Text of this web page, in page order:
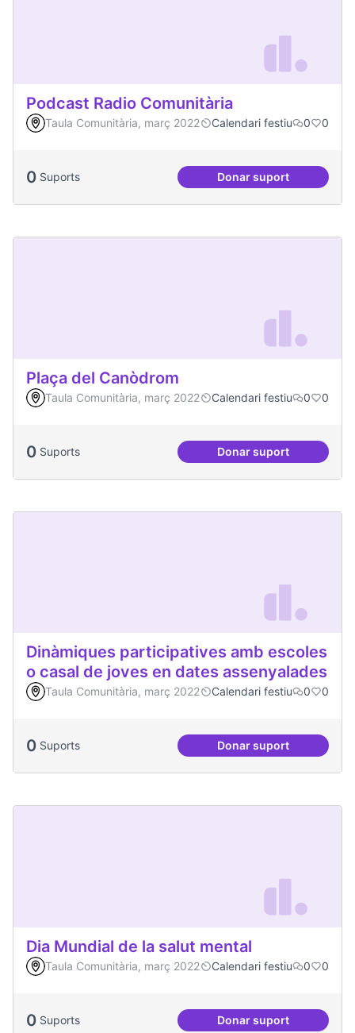
Podcast Radio Comunitària
Taula Comunitària, març 2022 Calendari festiu 0 0
0 Suports Donar suportPodcast Radio
Plaça del Canòdrom
Taula Comunitària, març 2022 Calendari festiu 0 0
0 Suports Donar suport
Plaça del
Dinàmiques participatives amb escoles
o casal de joves en dates assenyalades
Taula Comunitària, març 2022 Calendari festiu 0 0
0 Suports Donar suport
Dinàmiques
Dia Mundial de la salut mental
Taula Comunitària, març 2022 Calendari festiu 0 0
0 Suports Donar suportDia Mundial de la